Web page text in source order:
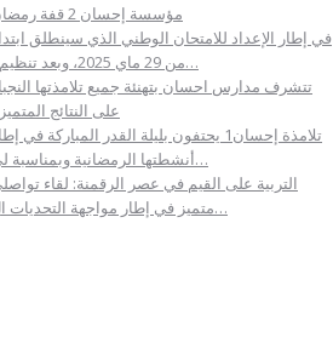
مؤسسة إحسان 2 قفة رمضان
في إطار الإعداد للامتحان الوطني الذي سينطلق
من 29 ماي 2025، وبعد تنظيم ا…
تتشرف مدارس احسان بتهنئة جميع تلامذتها
على النتائج
تلامذة إحسان1 يحتفون بليلة القدر المباركة في
أنشطتها الرمضانية وبمناسبة لي…
التربية على القيم في عصر الرقمنة: لقاء
متميز في إطار مواجهة التحديات ال…